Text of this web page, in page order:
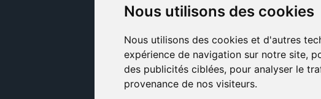
Nous utilisons des cookies
Nous utilisons des cookies et d'autres
expérience de navigation sur notre site,
des publicités ciblées, pour analyser le
provenance de nos visiteurs.